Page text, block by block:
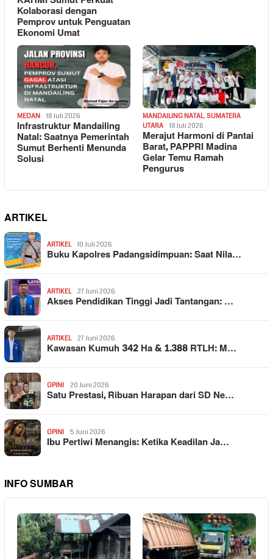
Kolaborasi dengan
Pemprov untuk Penguatan
Ekonomi Umat
MEDAN 18 Juli 2026
Infrastruktur Mandailing
Natal: Saatnya Pemerintah
Sumut Berhenti Menunda
Solusi
MANDAILING NATAL, SUMATERA
UTARA
18 Juli 2026
Merajut Harmoni di Pantai
Barat, PAPPRI Madina
Gelar Temu Ramah
Pengurus
ARTIKEL
ARTIKEL 10 Juli 2026
Buku Kapolres Padangsidimpuan: Saat Nila…
ARTIKEL 27 Juni 2026
Akses Pendidikan Tinggi Jadi Tantangan: …
ARTIKEL 27 Juni 2026
Kawasan Kumuh 342 Ha & 1.388 RTLH: M…
OPINI 20 Juni 2026
Satu Prestasi, Ribuan Harapan dari SD Ne…
OPINI 5 Juni 2026
Ibu Pertiwi Menangis: Ketika Keadilan Ja…
INFO SUMBAR